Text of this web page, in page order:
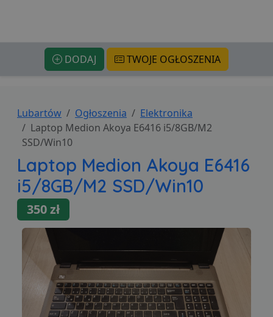
DODAJ TWOJE OGŁOSZENIA
Lubartów Ogłoszenia
Elektronika
Laptop Medion Akoya E6416 i5/8GB/M2
SSD/Win10
Laptop Medion Akoya E6416
i5/8GB/M2 SSD/Win10
350 zł